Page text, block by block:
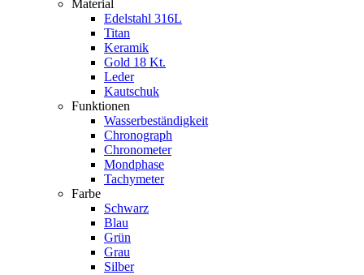
Material
Edelstahl 316L
Titan
Keramik
Gold 18 Kt.
Leder
Kautschuk
Funktionen
Wasserbeständigkeit
Chronograph
Chronometer
Mondphase
Tachymeter
Farbe
Schwarz
Blau
Grün
Grau
Silber